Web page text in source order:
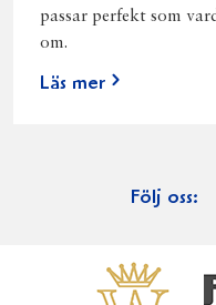
passar perfekt som
om.
Läs mer
Följ oss: